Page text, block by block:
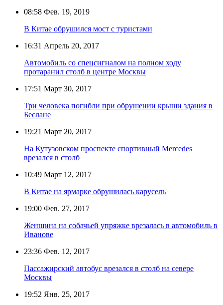
08:58 Фев. 19, 2019
В Китае обрушился мост с туристами
16:31 Апрель 20, 2017
Автомобиль со спецсигналом на полном ходу
протаранил столб в центре Москвы
17:51 Март 30, 2017
Три человека погибли при обрушении крыши здания в
Беслане
19:21 Март 20, 2017
На Кутузовском проспекте спортивный Mercedes
врезался в столб
10:49 Март 12, 2017
В Китае на ярмарке обрушилась карусель
19:00 Фев. 27, 2017
Женщина на собачьей упряжке врезалась в автомобиль в
Иванове
23:36 Фев. 12, 2017
Пассажирский автобус врезался в столб на севере
Москвы
19:52 Янв. 25, 2017